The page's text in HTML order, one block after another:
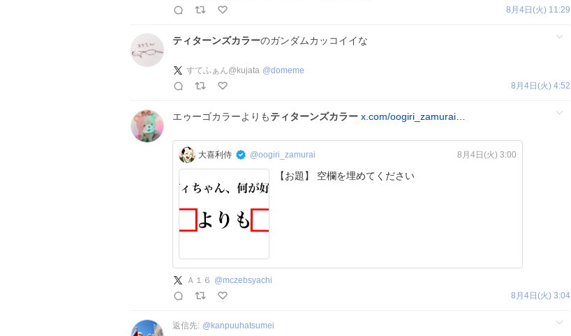
8月4日(火) 11:29
ティターンズカラーのガンダムカッコイイな
すてふぁん@kujata @domeme
8月4日(火) 4:52
エゥーゴカラーよりもティターンズカラー x.com/oogiri_zamurai…
大喜利侍 @oogiri_zamurai 8月4日(火) 3:00
【お題】 空欄を埋めてください
Ａ１６ @mczebsyachi
8月4日(火) 3:04
返信先: @ kanpuuhatsumei